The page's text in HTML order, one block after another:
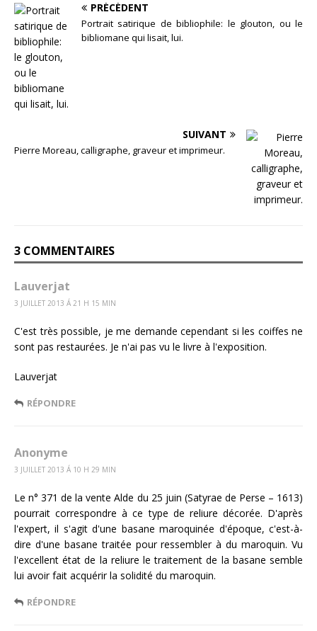
PRÉCÉDENT
Portrait satirique de bibliophile: le glouton, ou le
bibliomane qui lisait, lui.
SUIVANT
Pierre Moreau, calligraphe, graveur et imprimeur.
3 COMMENTAIRES
Lauverjat
3 JUILLET 2013 Á 21 H 15 MIN
C'est très possible, je me demande cependant si les coiffes ne
sont pas restaurées. Je n'ai pas vu le livre à l'exposition.
Lauverjat
RÉPONDRE
Anonyme
3 JUILLET 2013 Á 10 H 29 MIN
Le n° 371 de la vente Alde du 25 juin (Satyrae de Perse – 1613)
pourrait correspondre à ce type de reliure décorée. D'après
l'expert, il s'agit d'une basane maroquinée d'époque, c'est-à-
dire d'une basane traitée pour ressembler à du maroquin. Vu
l'excellent état de la reliure le traitement de la basane semble
lui avoir fait acquérir la solidité du maroquin.
RÉPONDRE